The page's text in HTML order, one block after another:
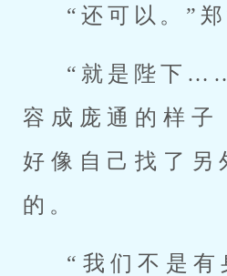
“还可以。”
“就是陛下
容成庞通的样子
好像自己找了另
的。
“我们不是有